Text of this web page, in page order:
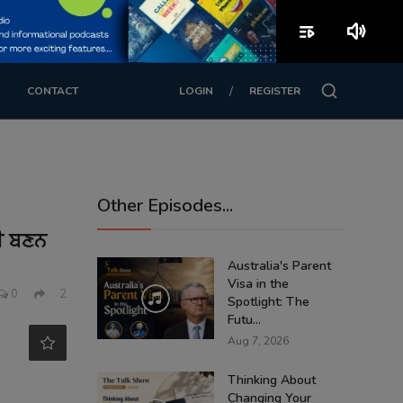
CONTACT LOGIN / REGISTER
ਬਣਨ
0 2
Other Episodes...
Australia's Parent
Visa in the
Spotlight: The
Futu...
Aug 7, 2026
Thinking About
Changing Your
playlist_play volume_up